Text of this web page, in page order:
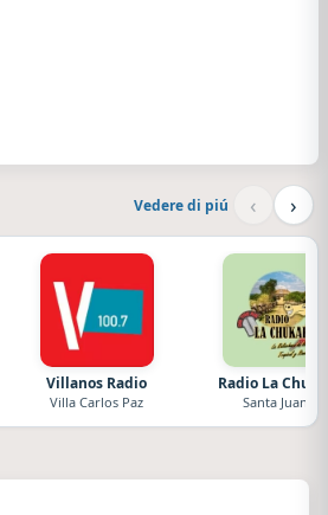
Vedere di piú ‹ ›
Villanos Radio
Villa Carlos Paz
Radio La
Santa Juana